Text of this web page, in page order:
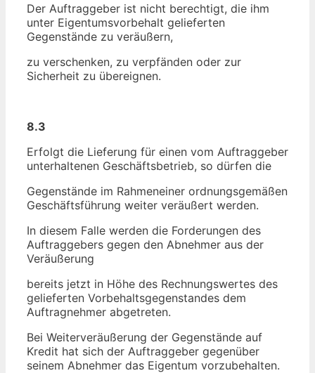
Der Auftraggeber ist nicht berechtigt, die ihm
unter Eigentumsvorbehalt gelieferten
Gegenstände zu veräußern,
zu verschenken, zu verpfänden oder zur
Sicherheit zu übereignen.
8.3
Erfolgt die Lieferung für einen vom Auftraggeber
unterhaltenen Geschäftsbetrieb, so dürfen die
Gegenstände im Rahmeneiner ordnungsgemäßen
Geschäftsführung weiter veräußert werden.
In diesem Falle werden die Forderungen des
Auftraggebers gegen den Abnehmer aus der
Veräußerung
bereits jetzt in Höhe des Rechnungswertes des
gelieferten Vorbehaltsgegenstandes dem
Auftragnehmer abgetreten.
Bei Weiterveräußerung der Gegenstände auf
Kredit hat sich der Auftraggeber gegenüber
seinem Abnehmer das Eigentum vorzubehalten.